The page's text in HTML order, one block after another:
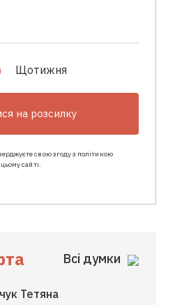
Щотижня
на розсилку
свою згоду з політикою
сайті.
Всі думки
Тетяна